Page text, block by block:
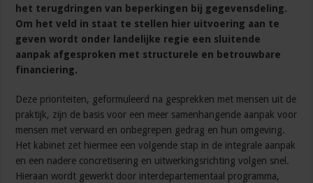
het terugdringen van beperkingen bij gegevensdeling.
Om het veld in staat te stellen hier uitvoering aan te
geven wordt onder landelijke regie een sluitende
aanpak afgesproken met structurele en betrouwbare
financiering.
Deze prioriteiten, geformuleerd na gesprekken met mensen uit de
praktijk, zijn de basis voor een meer samenhangende aanpak voor
mensen met verward en onbegrepen gedrag en hun omgeving.
Het kabinet zet hiermee een volgende stap in de integrale aanpak
en een nadere concretisering en uitwerkingsrichting volgen snel.
Hieraan wordt gewerkt door interdepartementaal programma,